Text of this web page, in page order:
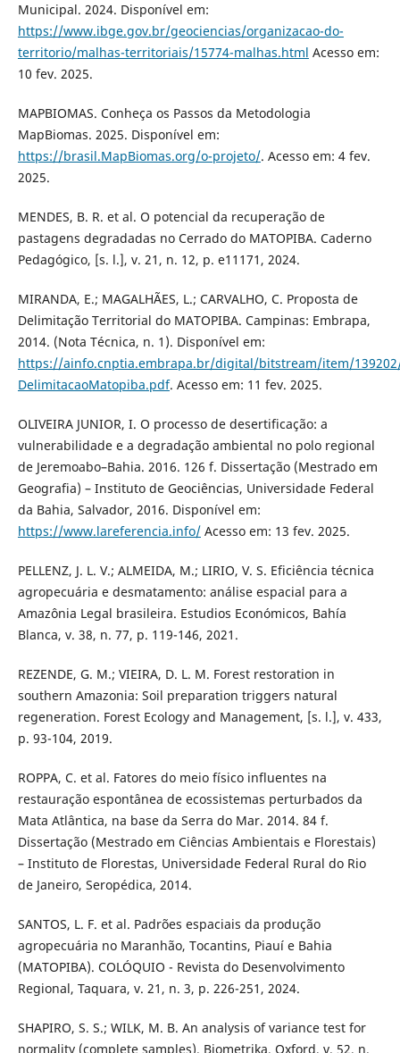
Municipal. 2024. Disponível em:
https://www.ibge.gov.br/geociencias/organizacao-do-
territorio/malhas-territoriais/15774-malhas.html Acesso em:
10 fev. 2025.
MAPBIOMAS. Conheça os Passos da Metodologia
MapBiomas. 2025. Disponível em:
https://brasil.MapBiomas.org/o-projeto/. Acesso em: 4 fev.
2025.
MENDES, B. R. et al. O potencial da recuperação de
pastagens degradadas no Cerrado do MATOPIBA. Caderno
Pedagógico, [s. l.], v. 21, n. 12, p. e11171, 2024.
MIRANDA, E.; MAGALHÃES, L.; CARVALHO, C. Proposta de
Delimitação Territorial do MATOPIBA. Campinas: Embrapa,
2014. (Nota Técnica, n. 1). Disponível em:
https://ainfo.cnptia.embrapa.br/digital/bitstream/item/
DelimitacaoMatopiba.pdf. Acesso em: 11 fev. 2025.
OLIVEIRA JUNIOR, I. O processo de desertificação: a
vulnerabilidade e a degradação ambiental no polo regional
de Jeremoabo–Bahia. 2016. 126 f. Dissertação (Mestrado em
Geografia) – Instituto de Geociências, Universidade Federal
da Bahia, Salvador, 2016. Disponível em:
https://www.lareferencia.info/Acesso em: 13 fev. 2025.
PELLENZ, J. L. V.; ALMEIDA, M.; LIRIO, V. S. Eficiência técnica
agropecuária e desmatamento: análise espacial para a
Amazônia Legal brasileira. Estudios Económicos, Bahía
Blanca, v. 38, n. 77, p. 119-146, 2021.
REZENDE, G. M.; VIEIRA, D. L. M. Forest restoration in
southern Amazonia: Soil preparation triggers natural
regeneration. Forest Ecology and Management, [s. l.], v. 433,
p. 93-104, 2019.
ROPPA, C. et al. Fatores do meio físico influentes na
restauração espontânea de ecossistemas perturbados da
Mata Atlântica, na base da Serra do Mar. 2014. 84 f.
Dissertação (Mestrado em Ciências Ambientais e Florestais)
– Instituto de Florestas, Universidade Federal Rural do Rio
de Janeiro, Seropédica, 2014.
SANTOS, L. F. et al. Padrões espaciais da produção
agropecuária no Maranhão, Tocantins, Piauí e Bahia
(MATOPIBA). COLÓQUIO - Revista do Desenvolvimento
Regional, Taquara, v. 21, n. 3, p. 226-251, 2024.
SHAPIRO, S. S.; WILK, M. B. An analysis of variance test for
normality (complete samples). Biometrika, Oxford, v. 52, n.